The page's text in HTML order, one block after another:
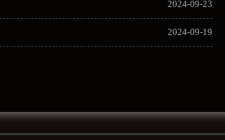
2024-09-23
2024-09-19